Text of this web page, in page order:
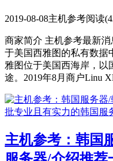
2019-08-08主机参考阅读
商家简介 主机参考最新消
于美国西雅图的私有数据
雅图位于美国西海岸，以
途。2019年8月商户Linu
主机参考：韩国